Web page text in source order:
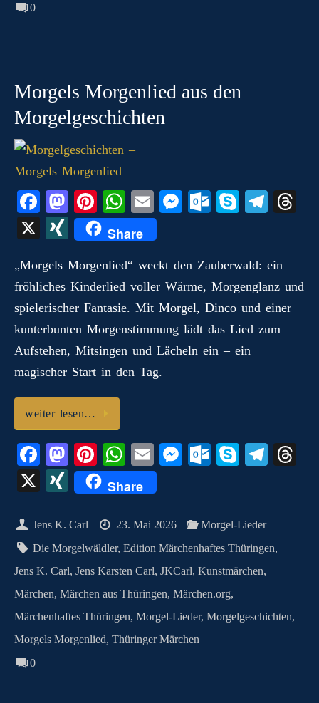
0
Morgels Morgenlied aus den
Morgelgeschichten
Fa
ce
bo
ok
M
as
to
do
n
Pi
nt
er
es
t
W
ha
ts
A
pp
E
m
ail
M
ng
er
O
ok
.c
o
m
S
Te
a
m
X
X
N
G
Share
„Morgels Morgenlied“ weckt den Zauberwald: ein
fröhliches Kinderlied voller Wärme, Morgenglanz und
spielerischer Fantasie. Mit Morgel, Dinco und einer
kunterbunten Morgenstimmung lädt das Lied zum
Aufstehen, Mitsingen und Lächeln ein – ein
magischer Start in den Tag.
weiter lesen…
Fa
ce
bo
ok
M
as
to
do
n
Pi
nt
er
es
t
W
ha
ts
A
pp
E
m
ail
M
ng
er
O
ok
.c
o
m
S
Te
m
X
X
N
G
Share
Jens K. Carl 23. Mai 2026
Morgel-Lieder
Die Morgelwäldler,Edition Märchenhaftes Thüringen,
Jens K. Carl, Jens Karsten Carl, JKCarl, Kunstmärchen,
Märchen, Märchen aus Thüringen, Märchen.org,
Märchenhaftes Thüringen, Morgel-Lieder, Morgelgeschichten,
Morgels Morgenlied, Thüringer Märchen
0